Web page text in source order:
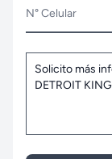
N° Celular